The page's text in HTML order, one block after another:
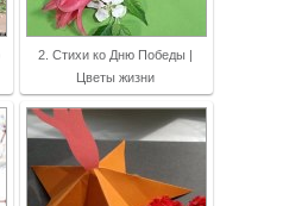
2. Стихи ко Дню Победы |
Цветы жизни